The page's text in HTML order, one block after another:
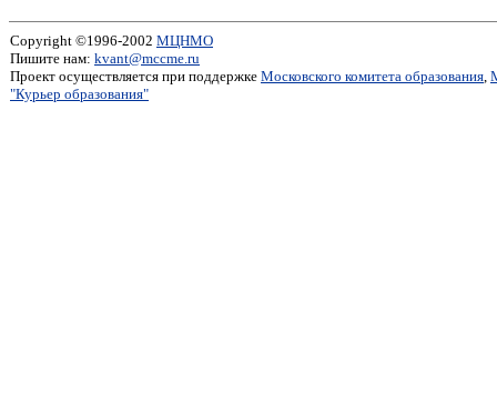
Copyright ©1996-2002 МЦНМО
Пишите нам: kvant@mccme.ru
Проект осуществляется при поддержке Московского комитета образования,
"Курьер образования"